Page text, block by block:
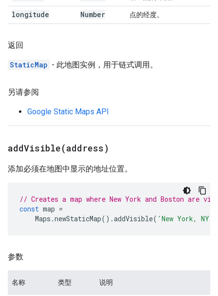
longitude Number 点的经度。
返回
StaticMap - 此地图实例，用于链式调用。
另请参阅
Google Static Maps API
addVisible(address)
添加必须在地图中显示的地址位置。
// Creates a map where New York and Boston are
const map =
Maps .newStaticMap().addVisible( 'New York, NY'
参数
名称 类型 说明